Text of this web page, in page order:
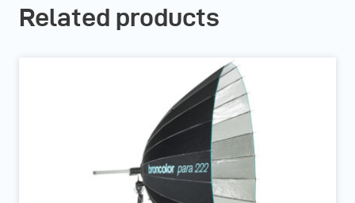
Related products